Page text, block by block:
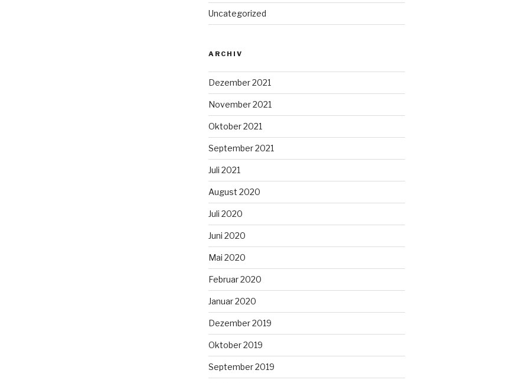
Uncategorized
ARCHIV
Dezember 2021
November 2021
Oktober 2021
September 2021
Juli 2021
August 2020
Juli 2020
Juni 2020
Mai 2020
Februar 2020
Januar 2020
Dezember 2019
Oktober 2019
September 2019